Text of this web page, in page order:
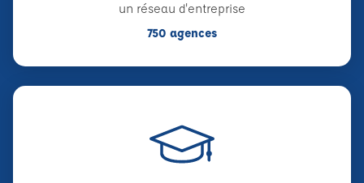
un réseau d'entreprise
750 agences